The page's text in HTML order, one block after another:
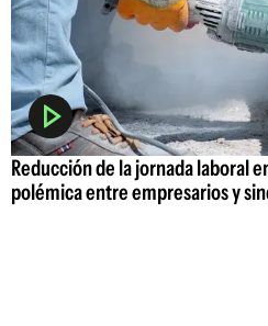
Reducción de la jornada laboral
polémica entre empresarios y